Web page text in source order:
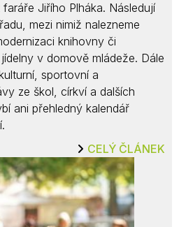
Jiřího Plháka. Následují
mezi nimiž nalezneme
knihovny či
v domově mládeže. Dále
sportovní a
ze škol, církví a dalších
ani přehledný kalendář
CELÝ ČLÁNEK